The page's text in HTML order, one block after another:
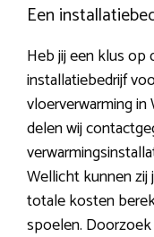
Een
Heb jij een klus op
installatiebedrijf
vloerverwarming
delen wij
Wellicht kunnen
totale kosten
spoelen.